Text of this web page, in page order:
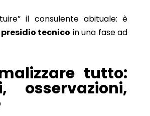
il consulente abituale: è
tecnico in una fase ad
tutto:
osservazioni,